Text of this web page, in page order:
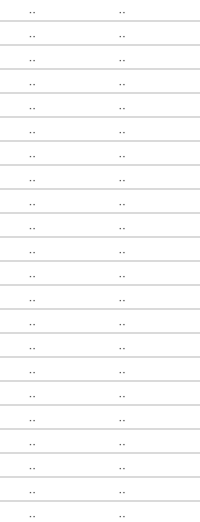
.. ..
.. ..
.. ..
.. ..
.. ..
.. ..
.. ..
.. ..
.. ..
.. ..
.. ..
.. ..
.. ..
.. ..
.. ..
.. ..
.. ..
.. ..
.. ..
.. ..
.. ..
.. ..